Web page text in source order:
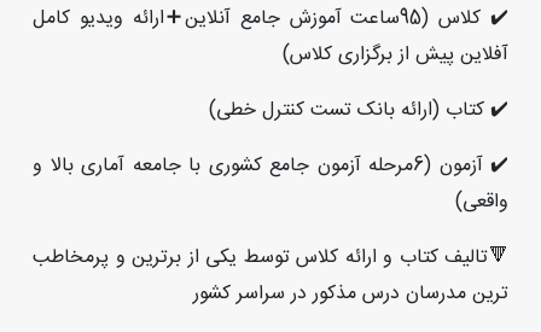
✔️ کلاس (95ساعت آموزش جامع آنلاین➕ارائه ویدیو کامل
آفلاین پیش از برگزاری کلاس)
✔️ کتاب (ارائه بانک تست کنترل خطی)
✔️ آزمون (6مرحله آزمون جامع کشوری با جامعه آماری بالا و
واقعی)
🔻تالیف کتاب و ارائه کلاس توسط یکی از برترین و پرمخاطب
ترین مدرسان درس مذکور در سراسر کشور